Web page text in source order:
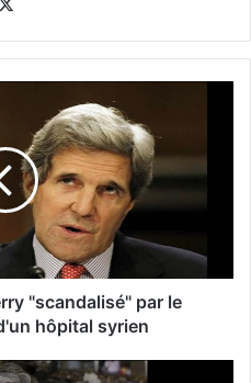
"scandalisé" par le
hôpital syrien